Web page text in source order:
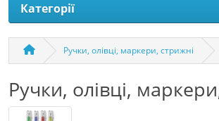
Категорії
Ручки, олівці, маркери, стрижні
Ручки, олівці,